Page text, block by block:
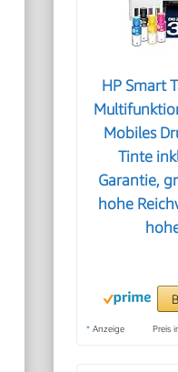
HP Smart
Mobiles
Tinte
Garantie,
hohe
* Anzeige Preis